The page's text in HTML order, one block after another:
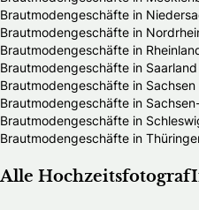
Brautmodengeschäfte in
Brautmodengeschäfte in
Brautmodengeschäfte in
Brautmodengeschäfte in Saarland
Brautmodengeschäfte in Sachsen
Brautmodengeschäfte in
Brautmodengeschäfte in
Brautmodengeschäfte in
Alle